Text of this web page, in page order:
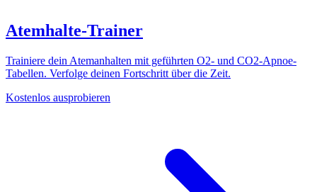
Atemhalte-Trainer
Trainiere dein Atemanhalten mit geführten O2- und CO2-Apnoe-
Tabellen. Verfolge deinen Fortschritt über die Zeit.
Kostenlos ausprobieren